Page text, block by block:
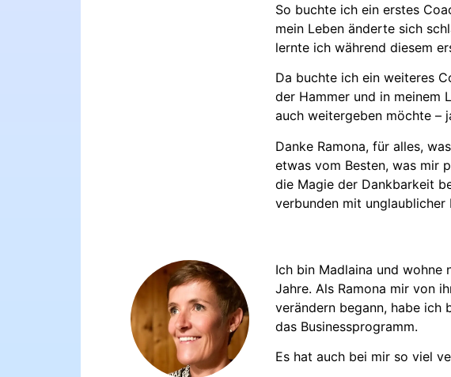
So buchte ich ein erstes
mein Leben änderte sich
lernte ich während diesem
Da buchte ich ein weiteres
der Hammer und in meinem
auch weitergeben möchte –
Danke Ramona, für alles,
etwas vom Besten, was mir
die Magie der Dankbarkeit
verbunden mit unglaublicher
Ich bin Madlaina und wohne
Jahre. Als Ramona mir von
verändern begann, habe ich
das Businessprogramm.
Es hat auch bei mir so viel